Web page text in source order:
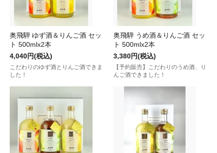
奥飛騨 ゆず酒＆りんご酒 セッ
ト 500mlx2本
4,040円(税込)
こだわりのゆず酒とりんご酒できま
した！
奥飛騨 うめ酒＆りんご酒 セッ
ト 500mlx2本
3,380円(税込)
【予約販売】こだわりのうめ酒、り
んご酒できました！